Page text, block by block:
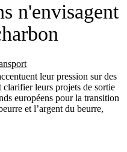
n'envisagent
leur pression sur des
leurs projets de sortie
européens pour la transition
et l’argent du beurre,